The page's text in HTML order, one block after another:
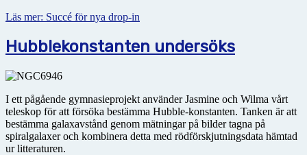
Läs mer: Succé för nya drop-in
Hubblekonstanten undersöks
I ett pågående gymnasieprojekt använder Jasmine och Wilma vårt
teleskop för att försöka bestämma Hubble-konstanten. Tanken är att
bestämma galax­avstånd genom mätningar på bilder tagna på
spiralgalaxer och kombinera detta med rödförskjutningsdata hämtad
ur litteraturen.